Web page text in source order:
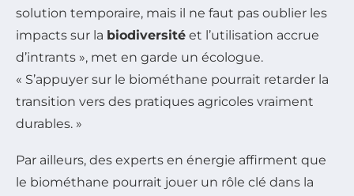
solution temporaire, mais il ne faut pas oublier les
impacts sur la biodiversité et l’utilisation accrue
d’intrants », met en garde un écologue.
« S’appuyer sur le biométhane pourrait retarder la
transition vers des pratiques agricoles vraiment
durables. »
Par ailleurs, des experts en énergie affirment que
le biométhane pourrait jouer un rôle clé dans la